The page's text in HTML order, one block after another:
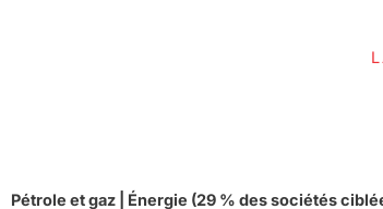
Pétrole et gaz | Énergie (29 % des sociétés